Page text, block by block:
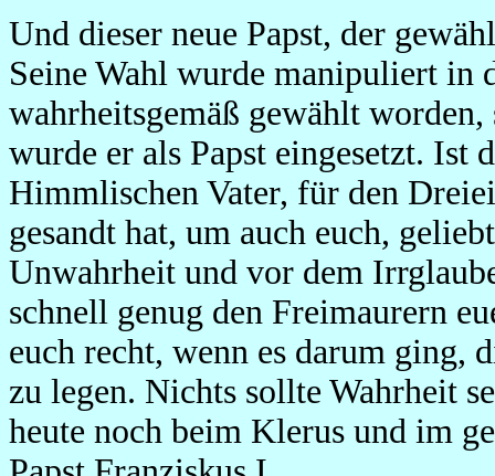
Und dieser neue Papst, der
Seine Wahl wurde manipuliert
wahrheitsgemäß gewählt
wurde er als Papst eingesetzt. Ist
Himmlischen Vater, für den
gesandt hat, um auch euch,
Unwahrheit und vor dem
schnell genug den Freimaurern
euch recht, wenn es darum ging,
zu legen. Nichts sollte Wahrheit
heute noch beim Klerus und im